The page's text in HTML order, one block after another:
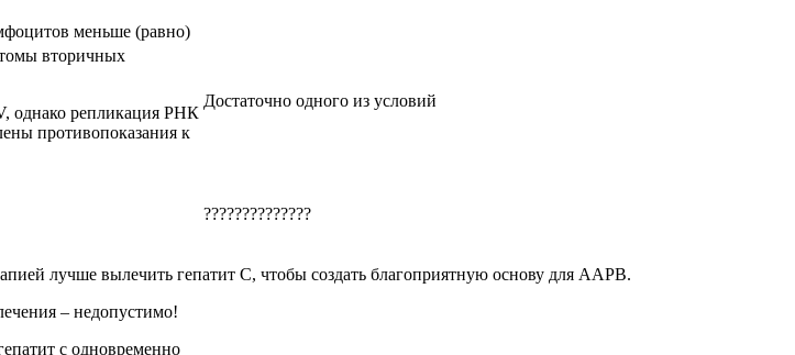
меньше (равно)
вторичных
репликация РНК
противопоказания к
Достаточно одного из условий
??????????????
лучше вылечить гепатит С, чтобы создать благоприятную основу для ААРВ.
– недопустимо!